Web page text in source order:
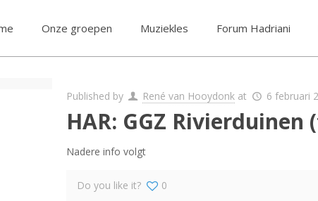
Onze groepen Muziekles Forum Hadriani
Published by René van Hooydonk at 6 februari
HAR: GGZ
Nadere info volgt
Do you like it? 0